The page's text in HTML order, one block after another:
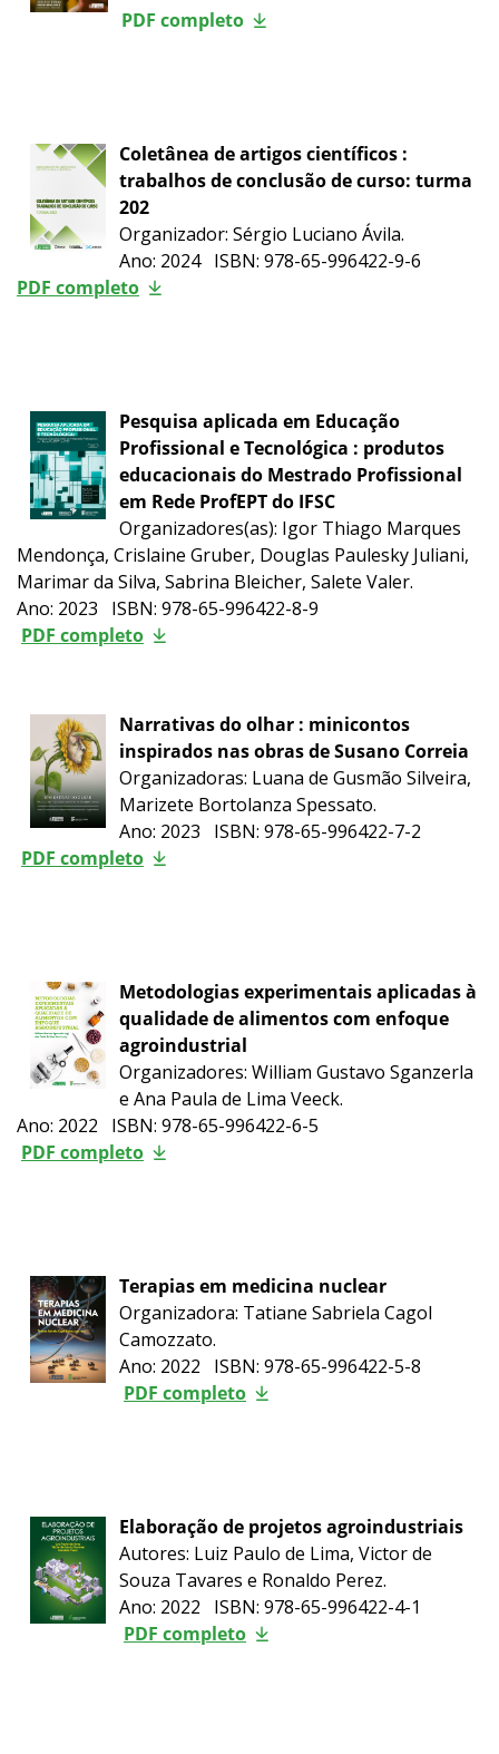
PDF completo
Coletânea de artigos científicos :
trabalhos de conclusão de curso: turma
202
Organizador: Sérgio Luciano Ávila.
Ano: 2024 ISBN: 978-65-996422-9-6
PDF completo
Pesquisa aplicada em Educação
Profissional e Tecnológica : produtos
educacionais do Mestrado Profissional
em Rede ProfEPT do IFSC
Organizadores(as): Igor Thiago Marques
Mendonça, Crislaine Gruber, Douglas Paulesky Juliani,
Marimar da Silva, Sabrina Bleicher, Salete Valer.
Ano: 2023 ISBN: 978-65-996422-8-9
PDF completo
Narrativas do olhar : minicontos
inspirados nas obras de Susano Correia
Organizadoras: Luana de Gusmão Silveira,
Marizete Bortolanza Spessato.
Ano: 2023 ISBN: 978-65-996422-7-2
PDF completo
Metodologias experimentais aplicadas à
qualidade de alimentos com enfoque
agroindustrial
Organizadores: William Gustavo Sganzerla
e Ana Paula de Lima Veeck.
Ano: 2022 ISBN: 978-65-996422-6-5
PDF completo
Terapias em medicina nuclear
Organizadora: Tatiane Sabriela Cagol
Camozzato.
Ano: 2022 ISBN: 978-65-996422-5-8
PDF completo
Elaboração de projetos agroindustriais
Autores: Luiz Paulo de Lima, Victor de
Souza Tavares e Ronaldo Perez.
Ano: 2022 ISBN: 978-65-996422-4-1
PDF completo